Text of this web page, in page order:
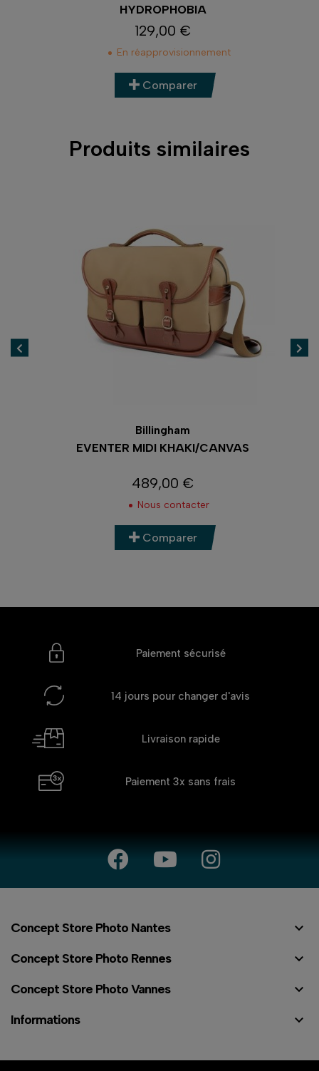
HYDROPHOBIA
Prix
129,00 €
En réapprovisionnement
Comparer
Produits similaires
Billingham
EVENTER MIDI KHAKI/CANVAS
Prix
489,00 €
Nous contacter
Comparer
Paiement sécurisé
14 jours pour changer d'avis
Livraison rapide
Paiement 3x sans frais
Concept Store Photo Nantes 
Concept Store Photo Rennes 
Concept Store Photo Vannes 
Informations 